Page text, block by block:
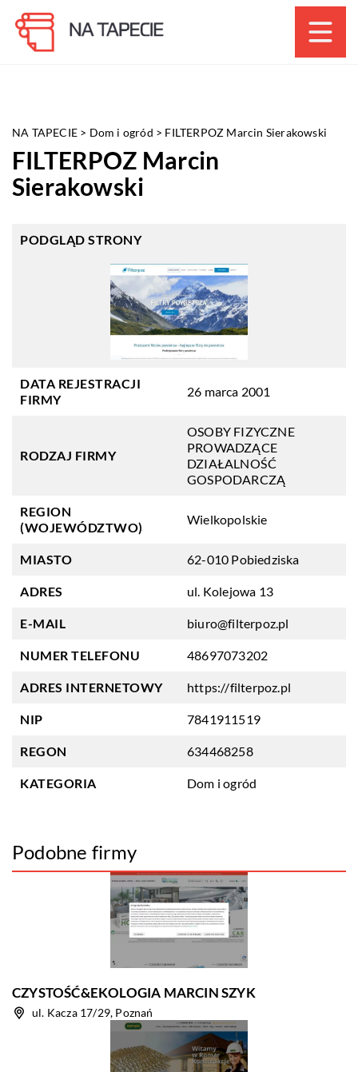
NA TAPECIE > Dom i ogród > FILTERPOZ Marcin Sierakowski
FILTERPOZ Marcin
Sierakowski
PODGLĄD STRONY
DATA REJESTRACJI
FIRMY
26 marca 2001
RODZAJ FIRMY
OSOBY FIZYCZNE
PROWADZĄCE
DZIAŁALNOŚĆ
GOSPODARCZĄ
REGION
(WOJEWÓDZTWO)
Wielkopolskie
MIASTO 62-010 Pobiedziska
ADRES ul. Kolejowa 13
E-MAIL biuro@filterpoz.pl
NUMER TELEFONU 48697073202
ADRES INTERNETOWY https://filterpoz.pl
NIP 7841911519
REGON 634468258
KATEGORIA Dom i ogród
Podobne firmy
CZYSTOŚĆ&EKOLOGIA MARCIN SZYK
ul. Kacza 17/29, Poznań